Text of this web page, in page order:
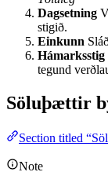
Dagsetning
stigið.
Einkunn
Hámarksstig
tegund
Söluþættir
Section titled
Note